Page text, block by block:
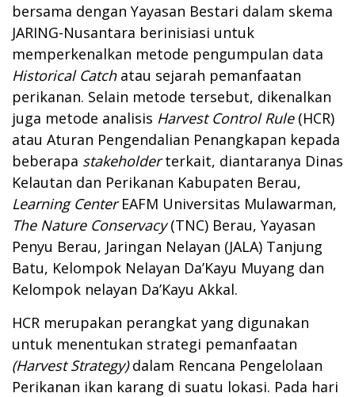
bersama dengan Yayasan Bestari dalam skema
JARING-Nusantara berinisiasi untuk
memperkenalkan metode pengumpulan data
Historical Catchatau sejarah pemanfaatan
perikanan. Selain metode tersebut, dikenalkan
juga metode analisis Harvest Control Rule(HCR)
atau Aturan Pengendalian Penangkapan kepada
beberapa stakeholderterkait, diantaranya Dinas
Kelautan dan Perikanan Kabupaten Berau,
Learning CenterEAFM Universitas Mulawarman,
The Nature Conservacy(TNC) Berau, Yayasan
Penyu Berau, Jaringan Nelayan (JALA) Tanjung
Batu, Kelompok Nelayan Da’Kayu Muyang dan
Kelompok nelayan Da’Kayu Akkal.
HCR merupakan perangkat yang digunakan
untuk menentukan strategi pemanfaatan
(Harvest Strategy)dalam Rencana Pengelolaan
Perikanan ikan karang di suatu lokasi. Pada hari